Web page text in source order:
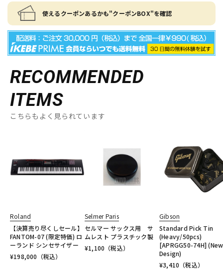
使えるクーポンあるかも"クーポンBOX"を確認
RECOMMENDED
ITEMS
こちらもよく見られています
Roland
【決算売り尽くしセール】
FANTOM-07 (限定特価) ロ
ーランド シンセサイザー
¥198,000 （税込）
Selmer Paris
セルマー サックス用 サ
ムレスト プラスチック製
¥1,100 （税込）
Gibson
Standard Pick Tin
(Heavy/50pcs)
[APRGG50-74H] (New
Design)
¥3,410 （税込）